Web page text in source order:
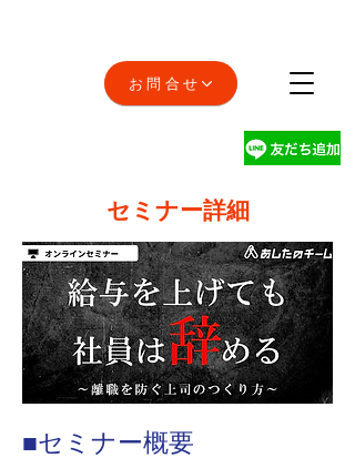
お問合せ
セミナー詳細
■セミナー概要